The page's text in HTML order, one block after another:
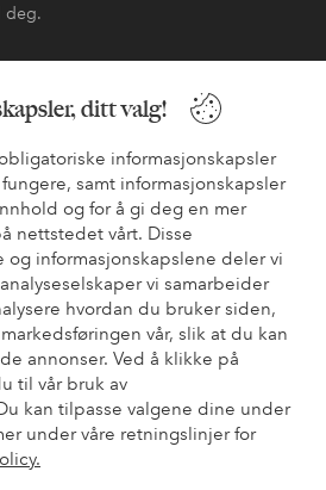
ditt valg!
informasjonskapsler
samt informasjonskapsler
og for å gi deg en mer
nettstedet vårt. Disse
informasjonskapslene deler vi
vi samarbeider
hvordan du bruker siden,
vår, slik at du kan
annonser. Ved å klikke på
til vår bruk av
kan tilpasse valgene dine under
under våre retningslinjer for
deg.
spørsmålene i vår FAQ. Du finner
du kan kontakte oss.
Bestilling Betalingsmåte